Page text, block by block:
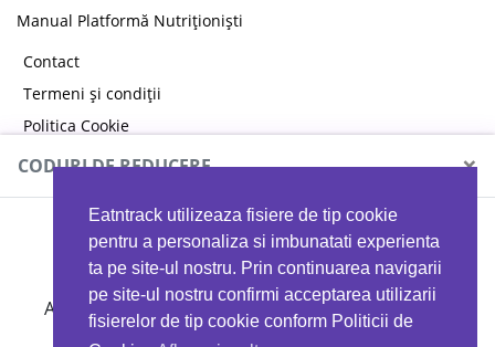
Eatntrack utilizeaza fisiere de tip cookie
pentru a personaliza si imbunatati experienta
ta pe site-ul nostru. Prin continuarea navigarii
pe site-ul nostru confirmi acceptarea utilizarii
fisierelor de tip cookie conform Politicii de
Manual Platformă Nutriționiști
Contact
Termeni și condiții
Politica Cookie
Politica de confidențialitate
CODURI DE REDUCERE ×
MYPROTEIN
Ai 40%reducere la orice comandă folosind codul
EATTRACK